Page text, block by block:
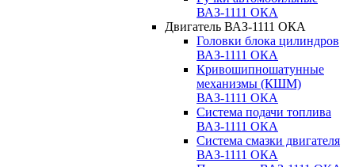
ВАЗ-1111 ОКА
Двигатель ВАЗ-1111 ОКА
Головки блока цилиндров
ВАЗ-1111 ОКА
Кривошипношатунные
механизмы (КШМ)
ВАЗ-1111 ОКА
Система подачи топлива
ВАЗ-1111 ОКА
Система смазки двигателя
ВАЗ-1111 ОКА